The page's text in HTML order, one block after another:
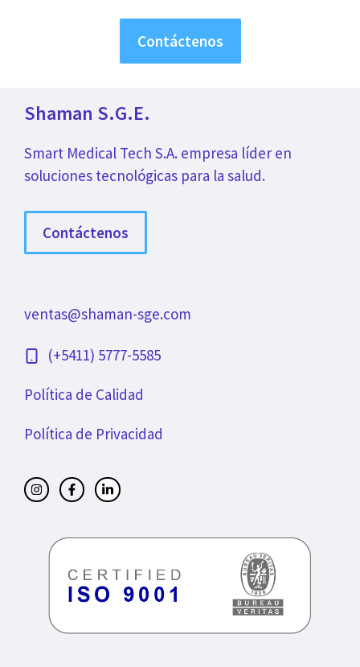
Contáctenos
Shaman S.G.E.
Smart Medical Tech S.A. empresa líder en
soluciones tecnológicas para la salud.
Contáctenos
ventas@shaman-sge.com
(+5411) 5777-5585
Política de Calidad
Política de Privacidad